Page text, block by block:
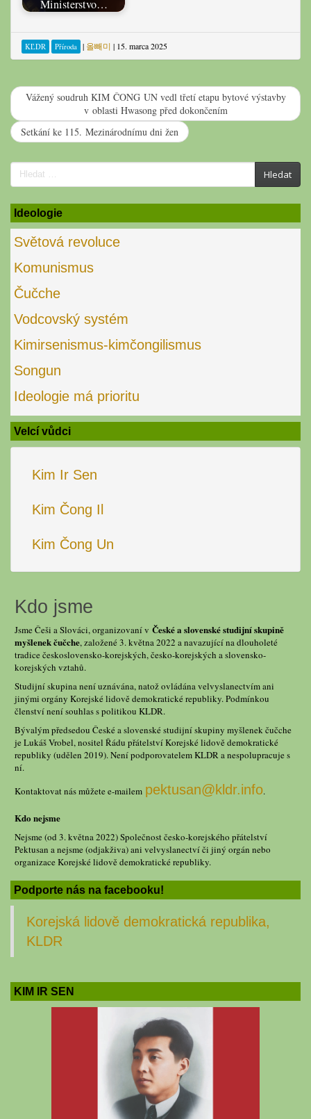
Ministerstvo…
KĽDR Příroda | 올빼미 | 15. marca 2025
Vážený soudruh KIM ČONG UN vedl třetí etapu bytové výstavby
v oblasti Hwasong před dokončením
Setkání ke 115. Mezinárodnímu dni žen
Search
for:
Hledat
Ideologie
Světová revoluce
Komunismus
Čučche
Vodcovský systém
Kimirsenismus-kimčongilismus
Songun
Ideologie má prioritu
Velcí vůdci
Kim Ir Sen
Kim Čong Il
Kim Čong Un
Kdo jsme
Jsme Češi a Slováci, organizovaní v České a slovenské studijní skupině
myšlenek čučche, založené 3. května 2022 a navazující na dlouholeté
tradice československo-korejských, česko-korejských a slovensko-
korejských vztahů.
Studijní skupina není uznávána, natož ovládána velvyslanectvím ani
jinými orgány Korejské lidově demokratické republiky. Podmínkou
členství není souhlas s politikou KLDR.
Bývalým předsedou České a slovenské studijní skupiny myšlenek čučche
je Lukáš Vrobel, nositel Řádu přátelství Korejské lidově demokratické
republiky (udělen 2019). Není podporovatelem KLDR a nespolupracuje s
ní.
Kontaktovat nás můžete e-mailem pektusan@kldr.info.
Kdo nejsme
Nejsme (od 3. května 2022) Společnost česko-korejského přátelství
Pektusan a nejsme (odjakživa) ani velvyslanectví či jiný orgán nebo
organizace Korejské lidově demokratické republiky.
Podporte nás na facebooku!
Korejská lidově demokratická republika,
KLDR
KIM IR SEN